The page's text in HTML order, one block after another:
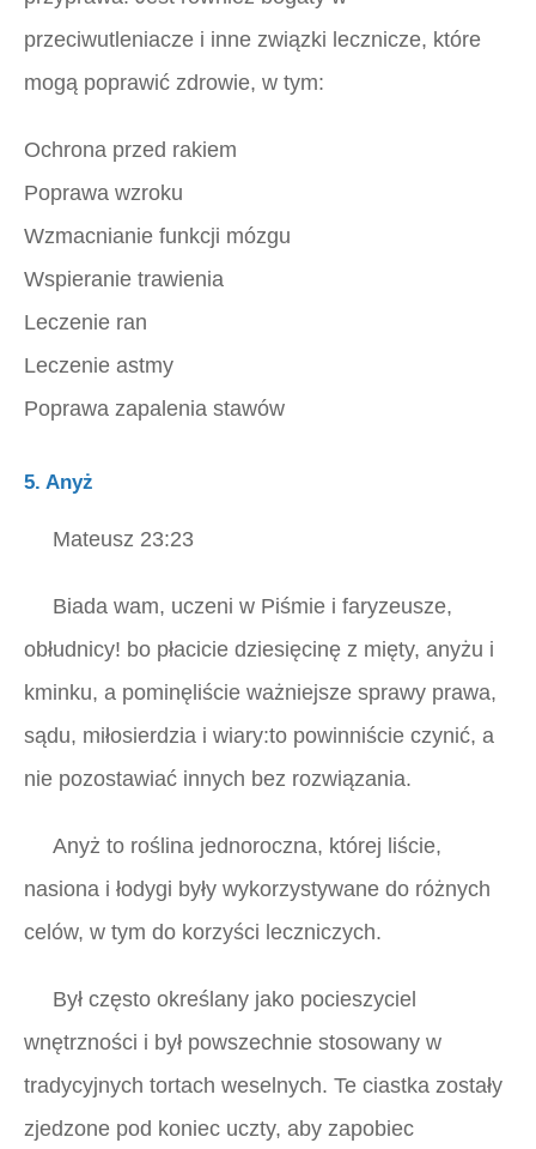
przeciwutleniacze i inne związki lecznicze, które
mogą poprawić zdrowie, w tym:
Ochrona przed rakiem
Poprawa wzroku
Wzmacnianie funkcji mózgu
Wspieranie trawienia
Leczenie ran
Leczenie astmy
Poprawa zapalenia stawów
5. Anyż
Mateusz 23:23
Biada wam, uczeni w Piśmie i faryzeusze,
obłudnicy! bo płacicie dziesięcinę z mięty, anyżu i
kminku, a pominęliście ważniejsze sprawy prawa,
sądu, miłosierdzia i wiary:to powinniście czynić, a
nie pozostawiać innych bez rozwiązania.
Anyż to roślina jednoroczna, której liście,
nasiona i łodygi były wykorzystywane do różnych
celów, w tym do korzyści leczniczych.
Był często określany jako pocieszyciel
wnętrzności i był powszechnie stosowany w
tradycyjnych tortach weselnych. Te ciastka zostały
zjedzone pod koniec uczty, aby zapobiec